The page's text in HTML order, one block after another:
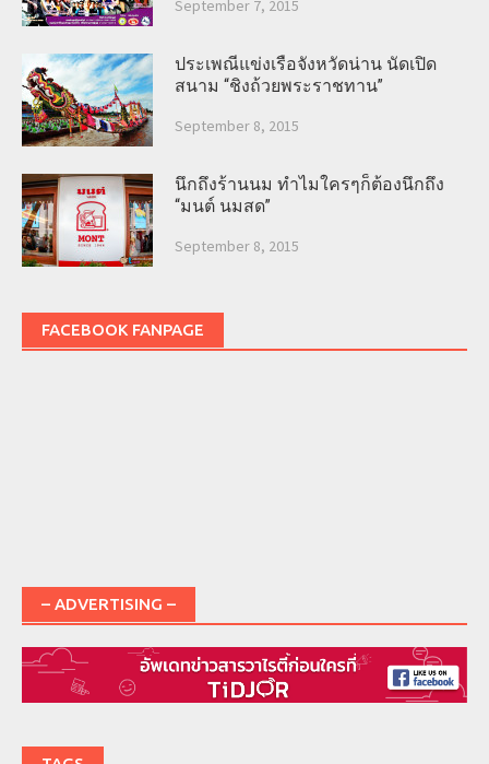
September 7, 2015
ประเพณีแข่งเรือจังหวัดน่าน นัดเปิด
สนาม “ชิงถ้วยพระราชทาน”
September 8, 2015
นึกถึงร้านนม ทำไมใครๆก็ต้องนึกถึง
“มนต์ นมสด”
September 8, 2015
FACEBOOK FANPAGE
– ADVERTISING –